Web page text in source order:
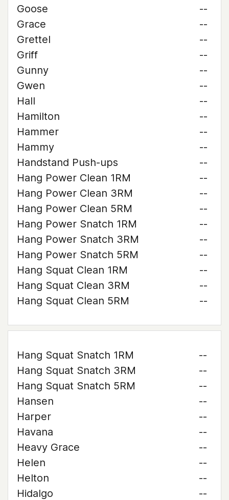
Goose
--
Grace
--
Grettel
--
Griff
--
Gunny
--
Gwen
--
Hall
--
Hamilton
--
Hammer
--
Hammy
--
Handstand Push-ups
--
Hang Power Clean 1RM
--
Hang Power Clean 3RM
--
Hang Power Clean 5RM
--
Hang Power Snatch 1RM
--
Hang Power Snatch 3RM
--
Hang Power Snatch 5RM
--
Hang Squat Clean 1RM
--
Hang Squat Clean 3RM
--
Hang Squat Clean 5RM
--
Hang Squat Snatch 1RM
--
Hang Squat Snatch 3RM
--
Hang Squat Snatch 5RM
--
Hansen
--
Harper
--
Havana
--
Heavy Grace
--
Helen
--
Helton
--
Hidalgo
--